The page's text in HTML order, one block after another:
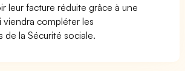
leur facture réduite grâce à une
viendra compléter les
de la Sécurité sociale.